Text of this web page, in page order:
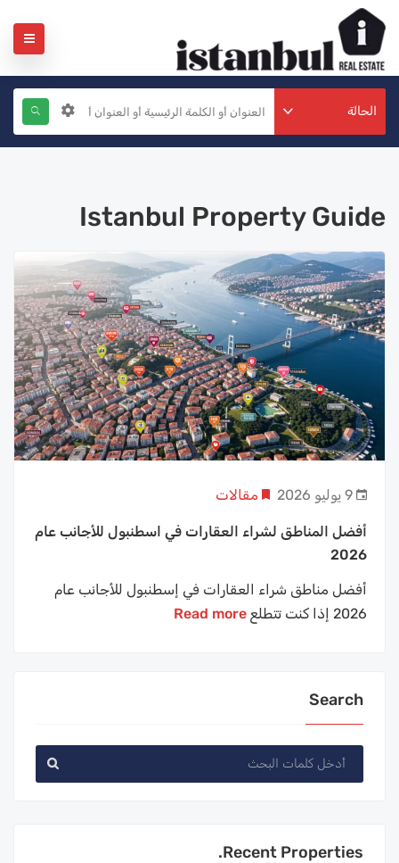
الحالة
Istanbul Property Guide
9 يوليو 2026 مقالات
أفضل المناطق لشراء العقارات في اسطنبول للأجانب عام
2026
أفضل مناطق شراء العقارات في إسطنبول للأجانب عام
2026 إذا كنت تتطلع
Read more
Search
Recent Properties.